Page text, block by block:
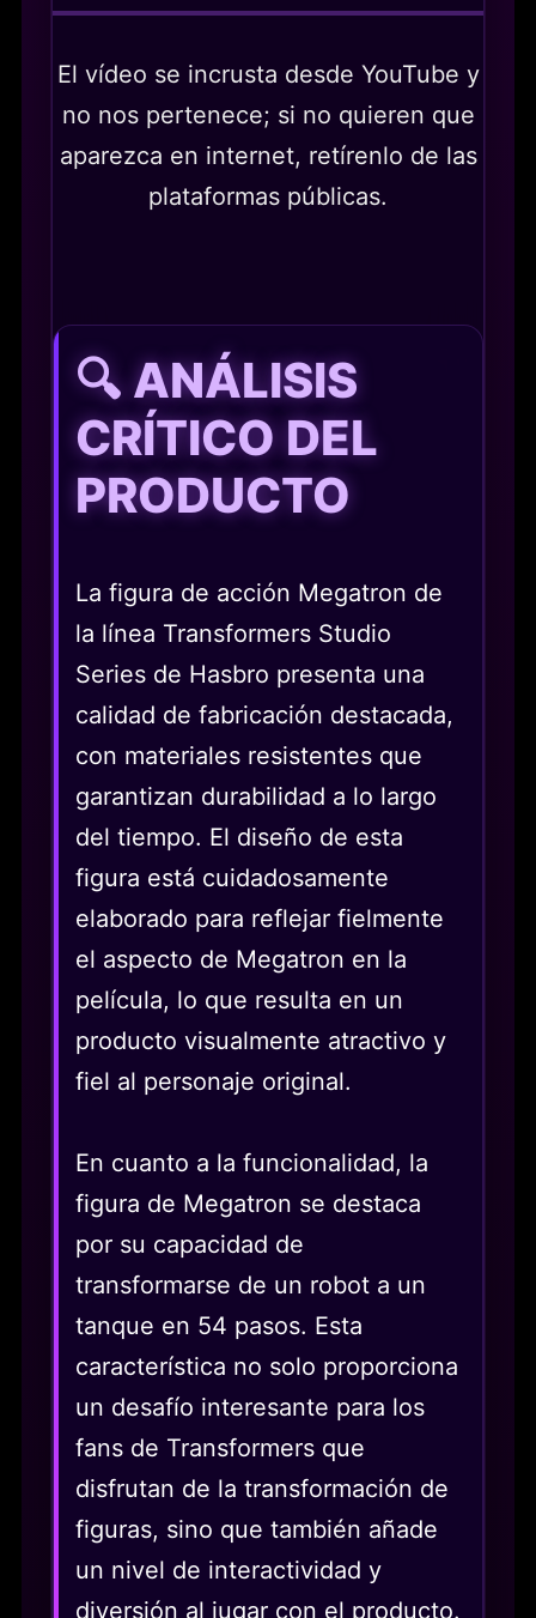
El vídeo se incrusta desde YouTube y
no nos pertenece; si no quieren que
aparezca en internet, retírenlo de las
plataformas públicas.
🔍 ANÁLISIS
CRÍTICO DEL
PRODUCTO
La figura de acción Megatron de
la línea Transformers Studio
Series de Hasbro presenta una
calidad de fabricación destacada,
con materiales resistentes que
garantizan durabilidad a lo largo
del tiempo. El diseño de esta
figura está cuidadosamente
elaborado para reflejar fielmente
el aspecto de Megatron en la
película, lo que resulta en un
producto visualmente atractivo y
fiel al personaje original.
En cuanto a la funcionalidad, la
figura de Megatron se destaca
por su capacidad de
transformarse de un robot a un
tanque en 54 pasos. Esta
característica no solo proporciona
un desafío interesante para los
fans de Transformers que
disfrutan de la transformación de
figuras, sino que también añade
un nivel de interactividad y
diversión al jugar con el producto.